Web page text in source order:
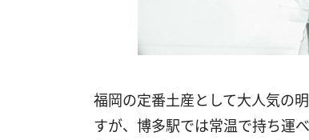
福岡の定番土産として大人気の
すが、博多駅では常温で持ち運